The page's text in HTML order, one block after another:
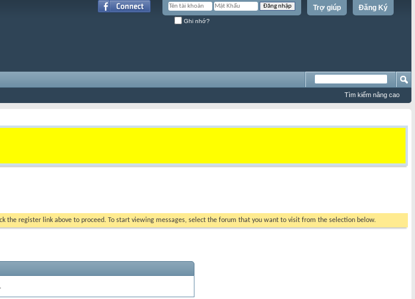
Đăng Ký
Trợ giúp
Ghi nhớ?
Tìm kiếm nâng cao
the register link above to proceed. To start viewing messages, select the forum that you want to visit from the selection below.